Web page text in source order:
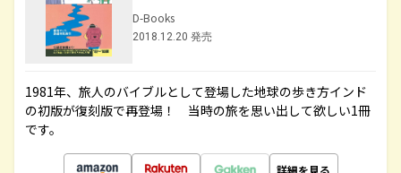
D-Books
2018.12.20 発売
1981年、旅人のバイブルとして登場した地球の歩き方インド
の初版が復刻版で再登場！ 当時の旅を思い出して欲しい1冊
です。
詳細を見る